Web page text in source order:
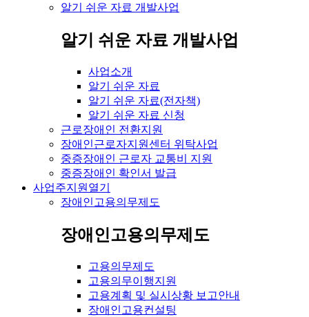
알기 쉬운 자료 개발사업
알기 쉬운 자료 개발사업
사업소개
알기 쉬운 자료
알기 쉬운 자료(전자책)
알기 쉬운 자료 신청
근로장애인 전환지원
장애인근로자지원센터 위탁사업
중증장애인 근로자 교통비 지원
중증장애인 확인서 발급
사업주지원 열기
장애인고용의무제도
장애인고용의무제도
고용의무제도
고용의무이행지원
고용계획 및 실시상황 보고안내
장애인고용컨설팅